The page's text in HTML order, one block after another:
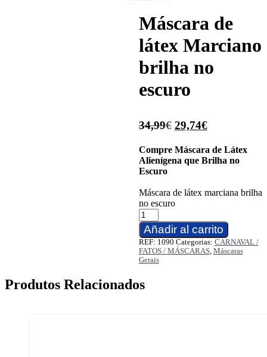
Máscara de
látex Marciano
brilha no
escuro
34,99€ O
preço
original
34,99€.
29,74€O
preço
atual
29,74€.
Compre Máscara de Látex
Alienígena que Brilha no
Escuro
Máscara de látex marciana brilha
no escuro
Quantidade
de
Máscara
de
látex
Marciano
no
Añadir al carrito
REF: 1090 Categorias: CARNAVAL /
FATOS / MÁSCARAS, Máscaras
Gerais
Produtos Relacionados